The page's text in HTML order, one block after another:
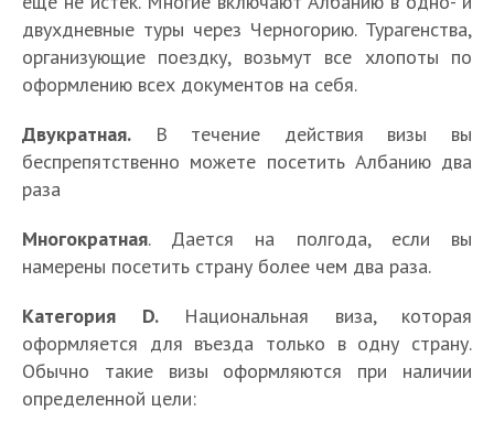
двухдневные туры через Черногорию. Турагенства,
организующие поездку, возьмут все хлопоты по
оформлению всех документов на себя.
Двукратная. В течение действия визы вы
беспрепятственно можете посетить Албанию два
раза
Многократная. Дается на полгода, если вы
намерены посетить страну более чем два раза.
Категория D.Национальная виза, которая
оформляется для въезда только в одну страну.
Обычно такие визы оформляются при наличии
определенной цели: